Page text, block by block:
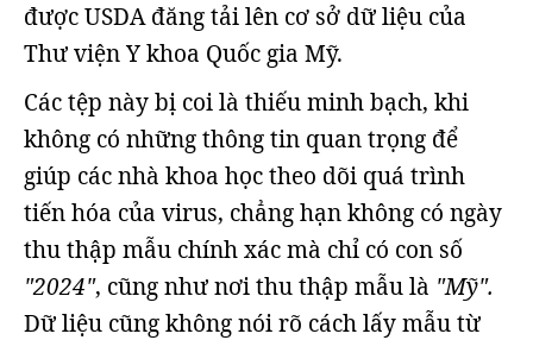
được USDA đăng tải lên cơ sở dữ liệu của
Thư viện Y khoa Quốc gia Mỹ.
Các tệp này bị coi là thiếu minh bạch, khi
không có những thông tin quan trọng để
giúp các nhà khoa học theo dõi quá trình
tiến hóa của virus, chẳng hạn không có ngày
thu thập mẫu chính xác mà chỉ có con số
"2024", cũng như nơi thu thập mẫu là "Mỹ".
Dữ liệu cũng không nói rõ cách lấy mẫu từ